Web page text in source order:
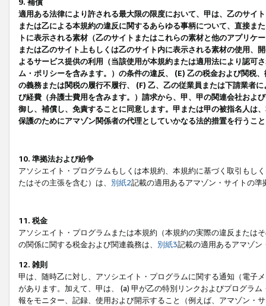
9. 補償
適用ある法律により許される最大限の限度において、甲は、乙のサイ
または乙による本規約の違反に関するあらゆる事柄について、直接ま
トに表示される素材（乙のサイトまたはこれらの素材と他のアプリ
または乙のサイト上もしくは乙のサイト内に表示される素材の使用、
よるサービス提供の利用（当該使用が本規約または適用法により認可
ム・ポリシーを含みます。）の条件の違反、 (E) 乙の税金および関税
の義務または関税の履行不履行、 (F) 乙、乙の従業員または下請業者
び経費（弁護士費用を含みます。）請求から、甲、甲の関連会社およ
御し、補償し、免責することに同意します。甲または甲の被指名人は
保護のためにアマゾン関係者の代理としていかなる法的措置を行うこ
10. 準拠法および紛争
アソシエイト・プログラムもしくは本規約、本規約に基づく取引もし
たはその主張を含む）は、 別紙2記載の適用あるアマゾン・サイトの
11. 税金
アソシエイト・プログラムまたは本規約（本規約の実際の違反または
の関係に関する税金および関連義務は、 別紙3記載の適用あるアマゾン
12. 雑則
甲は、随時乙に対し、アソシエイト・プログラムに関する通知（電子
があります。加えて、甲は、 (a) 甲が乙の特別リンクおよびプログラ
報をモニター、記録、使用および開示すること（例えば、アマゾン・